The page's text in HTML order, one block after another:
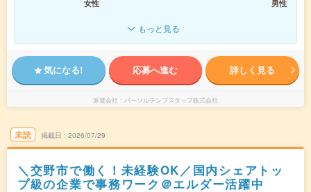
女性 男性
もっと見る
気になる! 応募へ進む 詳しく見る
派遣会社 パーソルテンプスタッフ株式会社
未読 掲載日 2026/07/29
＼交野市で働く！未経験OK／国内シェアトッ
プ級の企業で事務ワーク＠エルダー活躍中